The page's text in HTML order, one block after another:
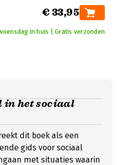
€ 33,95
in huis | Gratis verzonden
in het sociaal
dit boek als een
gids voor sociaal
met situaties waarin